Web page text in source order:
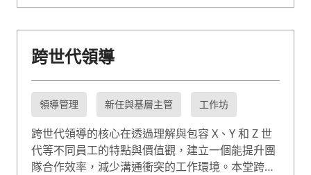
跨世代領導
領導管理 新任與基層主管 工作坊
跨世代領導的核心在透過理解與包容 X、Y 和 Z 世
代等不同員工的特點與價值觀，建立一個能提升團
隊合作效率，減少溝通衝突的工作環境。本堂跨世